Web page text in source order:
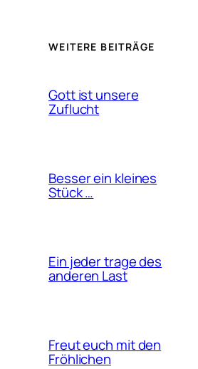
WEITERE BEITRÄGE
Gott ist unsere
Zuflucht
Besser ein kleines
Stück …
Ein jeder trage des
anderen Last
Freut euch mit den
Fröhlichen